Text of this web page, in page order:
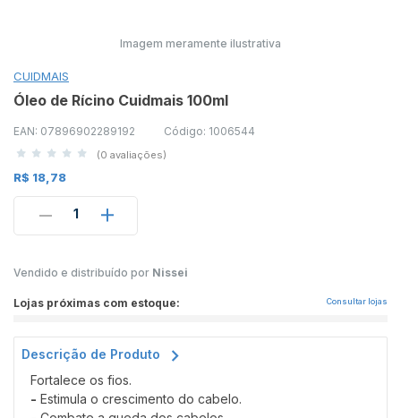
Imagem meramente ilustrativa
CUIDMAIS
Óleo de Rícino Cuidmais 100ml
EAN: 07896902289192 Código: 1006544
(0 avaliações)
R$ 18,78
1
Vendido e distribuído por Nissei
Lojas próximas com estoque: Consultar lojas
Descrição de Produto
Fortalece os fios.
- Estimula o crescimento do cabelo.